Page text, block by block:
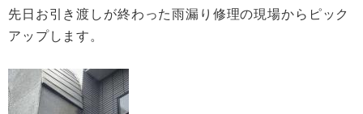
先日お引き渡しが終わった雨漏り修理の現場からピック
アップします。